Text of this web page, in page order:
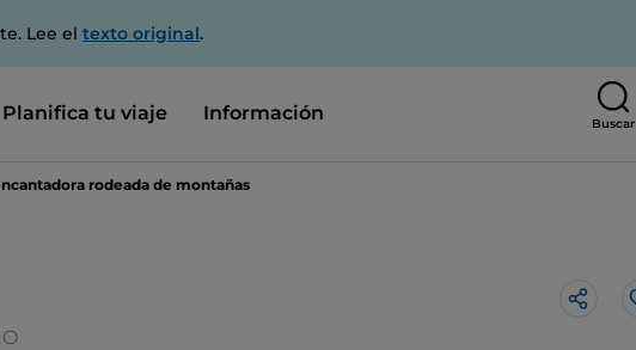
Lee el texto original.
Planifica tu viaje Información Buscar
rodeada de montañas